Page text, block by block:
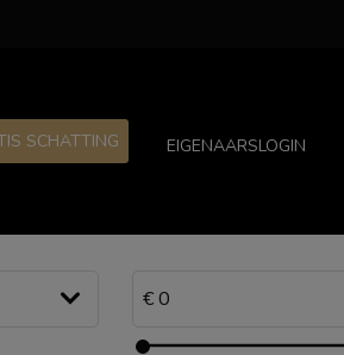
SCHATTING EIGENAARSLOGIN